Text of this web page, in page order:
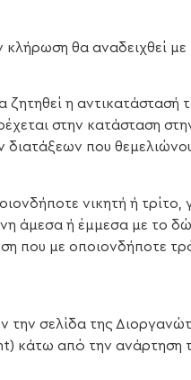
θα αναδειχθεί
η
στην κατάσταση στην
που
νικητή ή
άμεσα ή έμμεσα με το
με οποιονδήποτε
σελίδα της
κάτω από την ανάρτηση